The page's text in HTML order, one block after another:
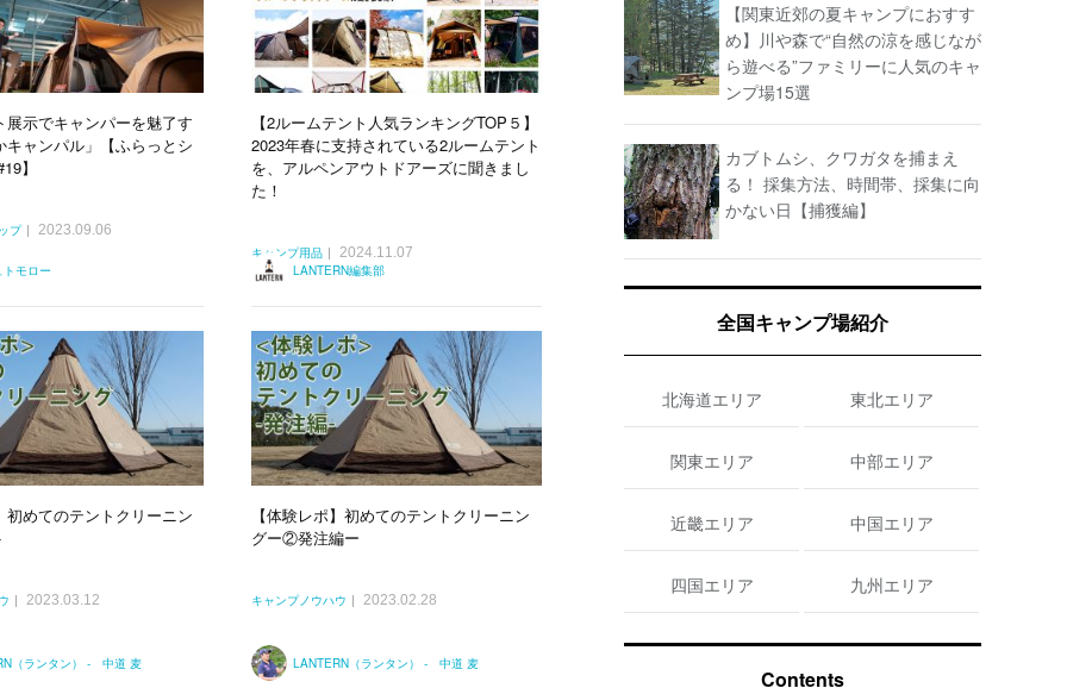
展示でキャンパーを魅了す
キャンパル」【ふらっとシ
】
プ 2023.09.06
モロー
【2ルームテント人気ランキングTOP５】
2023年春に支持されている2ルームテント
を、アルペンアウトドアーズに聞きまし
た！
キャンプ用品
2024.11.07
LANTERN編集部
初めてのテントクリーニン
2023.03.12
（ランタン） - 中道 麦
【体験レポ】初めてのテントクリーニン
グー②発注編ー
キャンプノウハウ 2023.02.28
LANTERN（ランタン） - 中道 麦
【関東近郊の夏キャンプにおすす
め】川や森で“自然の涼を感じなが
ら遊べる”ファミリーに人気のキャ
ンプ場15選
カブトムシ、クワガタを捕まえ
る！ 採集方法、時間帯、採集に向
かない日【捕獲編】
全国キャンプ場紹介
北海道エリア 東北エリア
関東エリア 中部エリア
近畿エリア 中国エリア
四国エリア 九州エリア
Contents